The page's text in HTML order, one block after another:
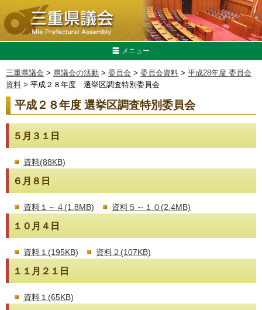
メニュー
三重県議会 > 県議会の活動 > 委員会 > 委員会資料 > 平成28年度 委員会
資料 > 平成２８年度 選挙区調査特別委員会
平成２８年度 選挙区調査特別委員会
５月３１日
資料(88KB)
６月８日
資料１～４(1.8MB) 資料５～１０(2.4MB)
１０月４日
資料１(195KB) 資料２(107KB)
１１月２１日
資料１(65KB)